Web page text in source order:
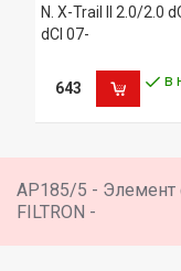
N. X-Trail II 2.0/2.0
dCI 07-
643 в
AP185/5 - Элемент
FILTRON -